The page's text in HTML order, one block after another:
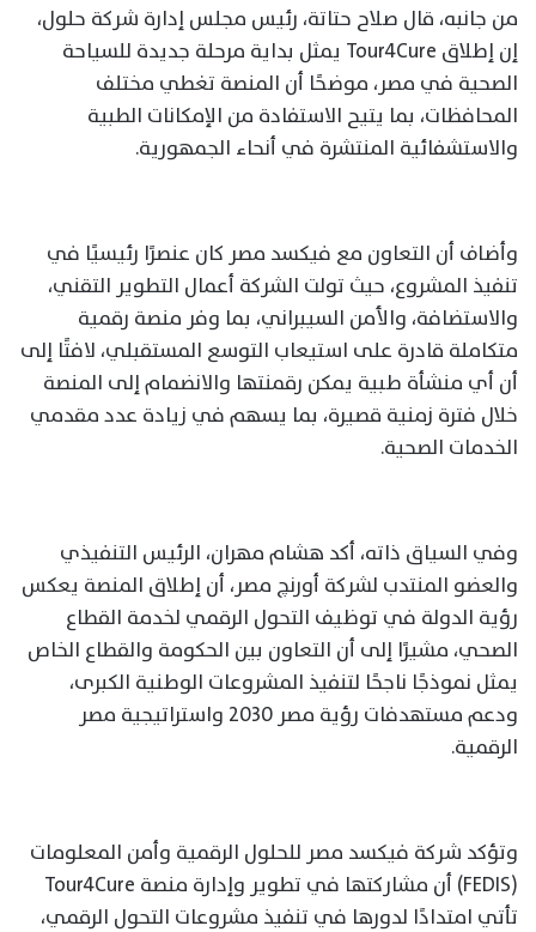
من جانبه، قال صلاح حتاتة، رئيس مجلس إدارة شركة حلول،
إن إطلاق Tour4Cure يمثل بداية مرحلة جديدة للسياحة
الصحية في مصر، موضحًا أن المنصة تغطي مختلف
المحافظات، بما يتيح الاستفادة من الإمكانات الطبية
والاستشفائية المنتشرة في أنحاء الجمهورية.
وأضاف أن التعاون مع فيكسد مصر كان عنصرًا رئيسيًا في
تنفيذ المشروع، حيث تولت الشركة أعمال التطوير التقني،
والاستضافة، والأمن السيبراني، بما وفر منصة رقمية
متكاملة قادرة على استيعاب التوسع المستقبلي، لافتًا إلى
أن أي منشأة طبية يمكن رقمنتها والانضمام إلى المنصة
خلال فترة زمنية قصيرة، بما يسهم في زيادة عدد مقدمي
الخدمات الصحية.
وفي السياق ذاته، أكد هشام مهران، الرئيس التنفيذي
والعضو المنتدب لشركة أورنچ مصر، أن إطلاق المنصة يعكس
رؤية الدولة في توظيف التحول الرقمي لخدمة القطاع
الصحي، مشيرًا إلى أن التعاون بين الحكومة والقطاع الخاص
يمثل نموذجًا ناجحًا لتنفيذ المشروعات الوطنية الكبرى،
ودعم مستهدفات رؤية مصر 2030 واستراتيجية مصر
الرقمية.
وتؤكد شركة فيكسد مصر للحلول الرقمية وأمن المعلومات
(FEDIS) أن مشاركتها في تطوير وإدارة منصة Tour4Cure
تأتي امتدادًا لدورها في تنفيذ مشروعات التحول الرقمي،